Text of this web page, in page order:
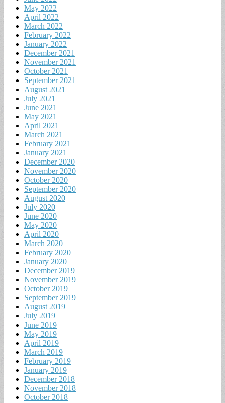
May 2022
April 2022
March 2022
February 2022
January 2022
December 2021
November 2021
October 2021
September 2021
August 2021
July 2021
June 2021
May 2021
April 2021
March 2021
February 2021
January 2021
December 2020
November 2020
October 2020
September 2020
August 2020
July 2020
June 2020
May 2020
April 2020
March 2020
February 2020
January 2020
December 2019
November 2019
October 2019
September 2019
August 2019
July 2019
June 2019
May 2019
April 2019
March 2019
February 2019
January 2019
December 2018
November 2018
October 2018